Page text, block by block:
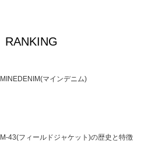
RANKING
MINEDENIM(マインデニム)
M-43(フィールドジャケット)の歴史と特徴